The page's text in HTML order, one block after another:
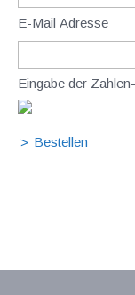
E-Mail Adresse
Eingabe der